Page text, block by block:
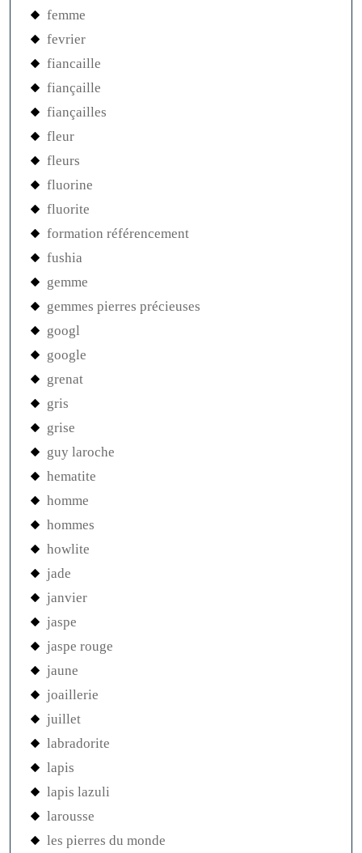
femme
fevrier
fiancaille
fiançaille
fiançailles
fleur
fleurs
fluorine
fluorite
formation référencement
fushia
gemme
gemmes pierres précieuses
googl
google
grenat
gris
grise
guy laroche
hematite
homme
hommes
howlite
jade
janvier
jaspe
jaspe rouge
jaune
joaillerie
juillet
labradorite
lapis
lapis lazuli
larousse
les pierres du monde